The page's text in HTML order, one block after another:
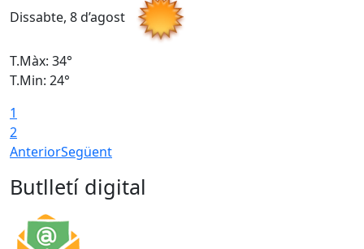
Dissabte, 8 d’agost
T.Màx: 34°
T.Min: 24°
1
2
AnteriorSegüent
Butlletí digital